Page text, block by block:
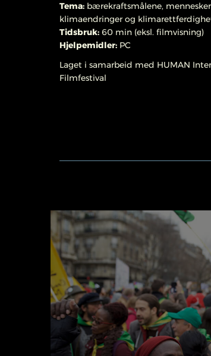
Tema:bærekraftsmålene,
klimaendringer og
Tidsbruk:60 min (eksl. filmvisning)
Hjelpemidler:PC
Laget i samarbeid med HUMAN
Filmfestival